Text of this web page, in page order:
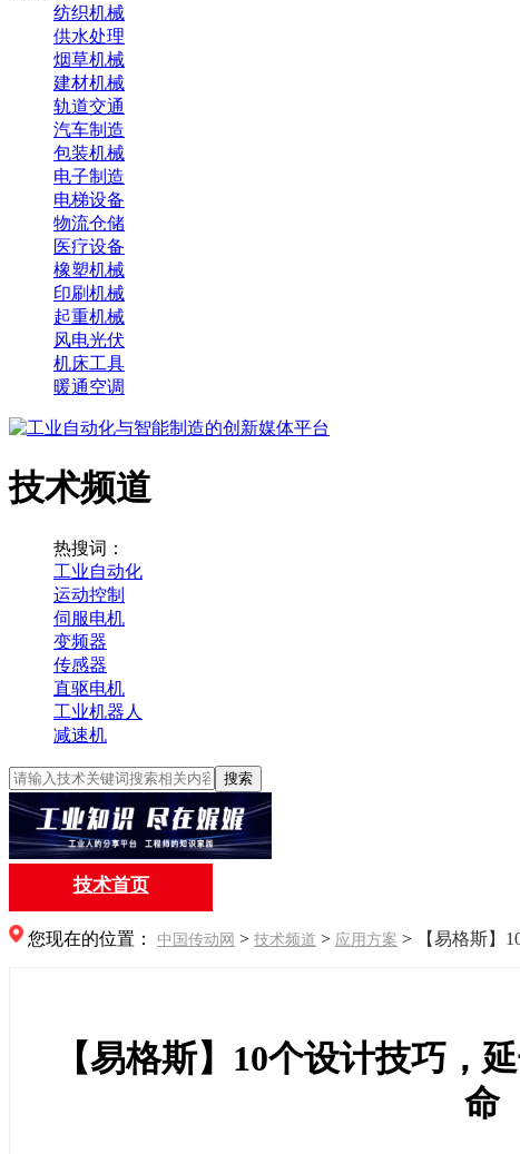
纺织机械
供水处理
烟草机械
建材机械
轨道交通
汽车制造
包装机械
电子制造
电梯设备
物流仓储
医疗设备
橡塑机械
印刷机械
起重机械
风电光伏
机床工具
暖通空调
技术频道
热搜词：
工业自动化
运动控制
伺服电机
变频器
传感器
直驱电机
工业机器人
减速机
搜索
技术首页
您现在的位置： 中国传动网 > 技术频道 > 应用方案 > 【易格斯】
【易格斯】10个设计技巧，
命